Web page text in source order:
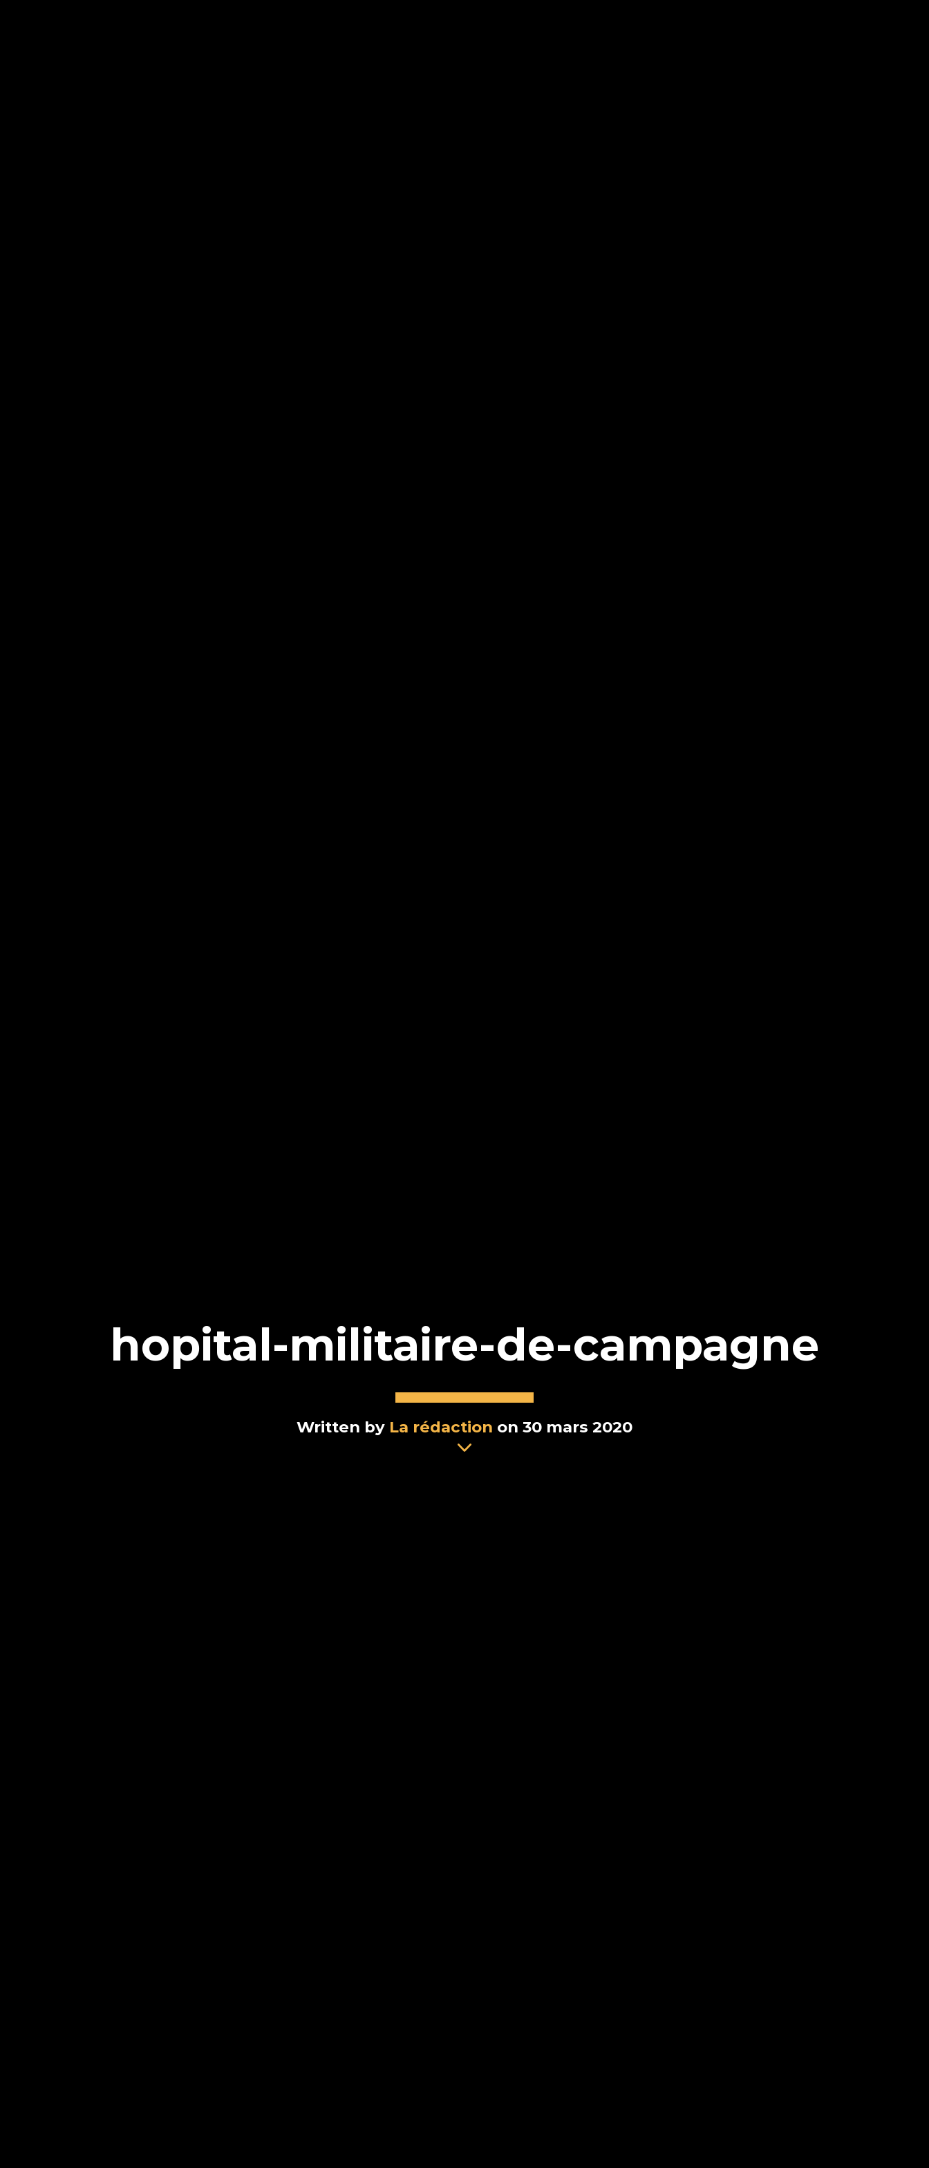
hopital-militaire-de-campagne
Written by La rédaction on 30 mars 2020